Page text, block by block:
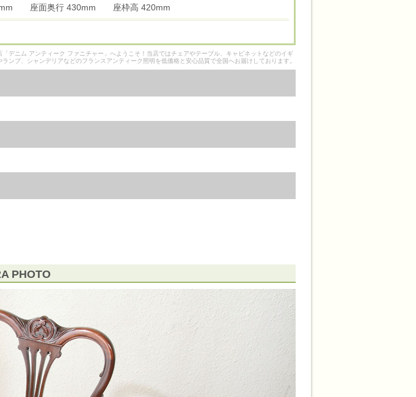
座面奥行 430mm 座枠高 420mm
デニム アンティーク ファニチャー」へようこそ！当店ではチェアやテーブル、キャビネットなどのイギ
ンプ、シャンデリアなどのフランスアンティーク照明を低価格と安心品質で全国へお届けしております。
PHOTO